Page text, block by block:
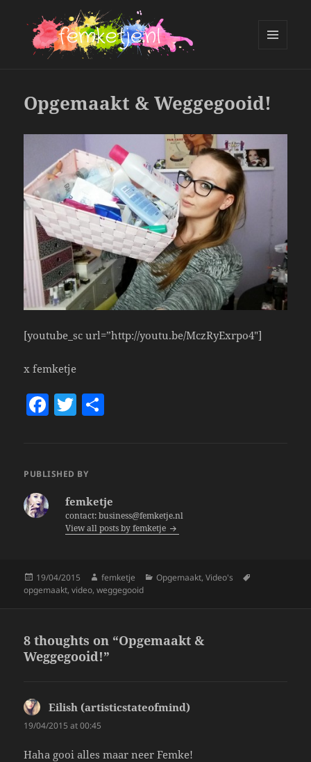
Opgemaakt & Weggegooid!
[youtube_sc url=”http://youtu.be/MczRyExrpo4″]
x femketje
F
e
T
er
PUBLISHED BY
femketje
contact: business@femketje.nl
View all posts by femketje
Posted
on
19/04/2015 Author
femketje Categories
Opgemaakt,Video's
opgemaakt,video,weggegooid
8 thoughts on “Opgemaakt &
Weggegooid!”
Eilish (artisticstateofmind)
19/04/2015 at 00:45
Haha gooi alles maar neer Femke!